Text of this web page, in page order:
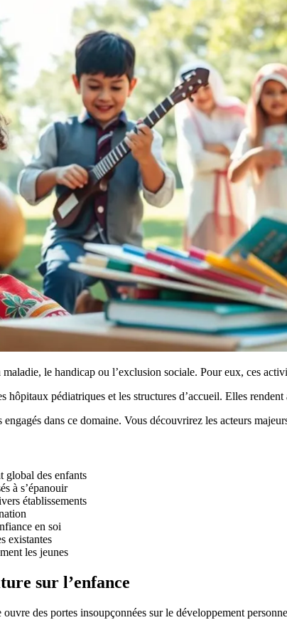
le handicap ou l’exclusion sociale. Pour eux, ces
hôpitaux pédiatriques et les structures d’accueil. Elles
dans ce domaine. Vous découvrirez les acteurs
global des enfants
à s’épanouir
établissements
en soi
existantes
les jeunes
sur l’enfance
des portes insoupçonnées sur le développement